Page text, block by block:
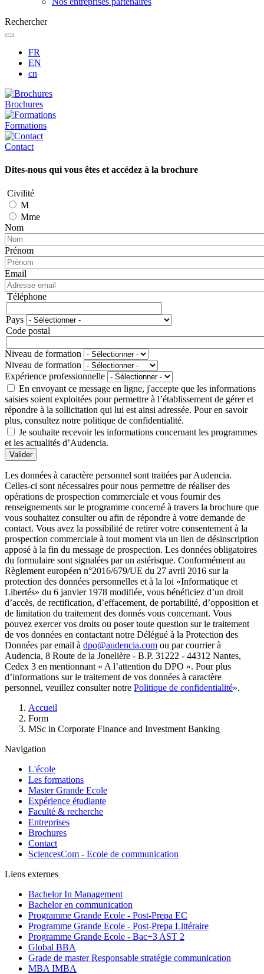
Rechercher
FR
EN
cn
Brochures
Formations
Contact
Dites-nous qui vous êtes et accédez à la brochure
Civilité
M
Mme
Nom
Prénom
Email
Téléphone
Adresse
Pays
Code postal
Niveau de formation
Niveau de formation
Expérience professionnelle
En envoyant ce message en ligne, j'accepte que les informations
saisies soient exploitées pour permettre à l’établissement de gérer et
répondre à la sollicitation qui lui est ainsi adressée. Pour en savoir
plus, consultez notre politique de confidentialité.
Je souhaite recevoir les informations concernant les programmes
et les actualités d’Audencia.
Valider
Les données à caractère personnel sont traitées par Audencia.
Celles-ci sont nécessaires pour nous permettre de réaliser des
opérations de prospection commerciale et vous fournir des
renseignements sur le programme concerné à travers la brochure que
vous souhaitez consulter ou afin de répondre à votre demande de
contact. Vous avez la possibilité de retirer votre consentement à la
prospection commerciale à tout moment via un lien de désinscription
apposé à la fin du message de prospection. Les données obligatoires
du formulaire sont signalées par un astérisque. Conformément au
Règlement européen n°2016/679/UE du 27 avril 2016 sur la
protection des données personnelles et à la loi «Informatique et
Libertés» du 6 janvier 1978 modifiée, vous bénéficiez d’un droit
d’accès, de rectification, d’effacement, de portabilité, d’opposition et
de limitation du traitement des donnés vous concernant. Vous
pouvez exercer vos droits ou poser toute question sur le traitement
de vos données en contactant notre Délégué à la Protection des
Données par email à dpo@audencia.com ou par courrier à
Audencia, 8 Route de la Jonelière - B.P. 31222 - 44312 Nantes,
Cedex 3 en mentionnant « A l’attention du DPO ». Pour plus
d’informations sur le traitement de vos données à caractère
personnel, veuillez consulter notre Politique de confidentialité».
d'Ariane
Accueil
Form
MSc in Corporate Finance and Investment Banking
Navigation
L'école
Les formations
Master Grande Ecole
Expérience étudiante
Faculté & recherche
Entreprises
Brochures
Contact
SciencesCom - Ecole de communication
Liens externes
Bachelor In Management
Bachelor en communication
Programme Grande Ecole - Post-Prepa EC
Programme Grande Ecole - Post-Prepa Littéraire
Programme Grande Ecole - Bac+3 AST 2
Global BBA
Grade de master Responsable stratégie communication
MBA IMBA